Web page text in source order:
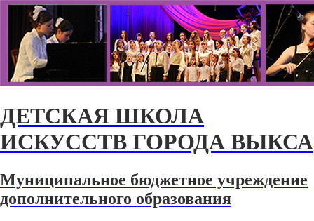
ДЕТСКАЯ ШКОЛА
ИСКУССТВ ГОРОДА ВЫКСА
Муниципальное бюджетное учреждение
дополнительного образования